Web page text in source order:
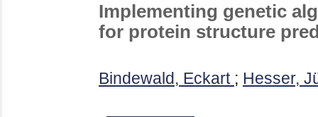
Implementing genetic
for protein structure
Bindewald, Eckart ; Hesser,